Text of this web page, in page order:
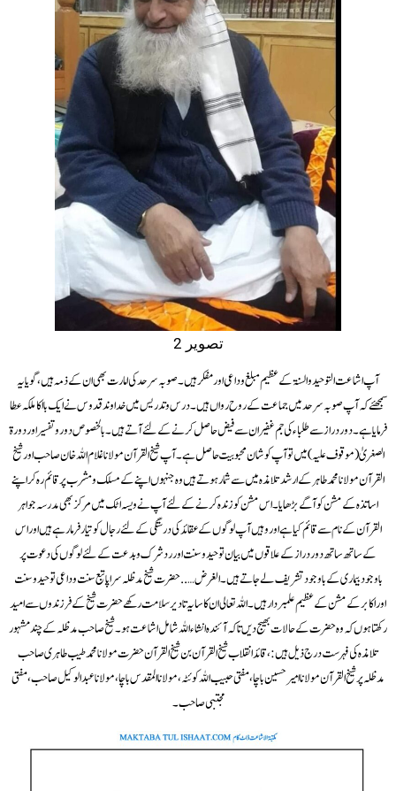
تصویر 2
آپ اشاعت التوحید والسنۃ کے عظیم مبلغ و داعی اور مفکر ہیں ۔ صوبہ سرحد کی امارت بھی ان کے ذمہ ہیں، گویا یہ
سمجھئے کہ آپ صوبہ سرحد میں جماعت کے روح رواں ہیں۔درس و تدریس میں خدا وند قدوس نے ایک باا کا ملکہ عطا
فرمایا ہے ۔ دور دراز سے طلباء کی جم غفیران سے فیض حاصل کرنے کے لئے آتے ہیں ۔ بالخصوص دور و تفسیر اور دورة
الصغر یٰ( موقوف علیہ ) میں تو آپ کو شان محبوبیت حاصل ہے۔ آپ شیخ القرآن مولانا غلام اللہ خان صاحب اور شیخ
القرآن مولا نا محمد طاہر کے ارشد تلامذہ میں سے شمار ہوتے ہیں وہ جنہوں اپنے کے مسلک ومشرب پر قائم رہ کراپنے
اساتذہ کے مشن کو آگے بڑھایا۔ اس مشن کو زندہ کرنے کے لئے آپ نے ویسہ اٹک میں مرکز بھی مدرسہ جواہر
القرآن کے نام سے قائم کیا ہے اور وہیں آپ لوگوں کےعقائد کی درستگی کے لئے رجال کو تیار فرما رہے ہیں اور اس
کے ساتھ ساتھ دور دراز کےعلاقوں میں بیان تو حید وسنت اور ردشرک و بدعت کے لئے لوگوں کی دعوت پر
باوجود بیماری کے باوجود تشریف لے جاتے ہیں ۔ الغرض ….. حضرت شیخ مدظلہ سرا پا تبع سنت و داعی توحید وسنت
اور اکابر کےمشن کے عظیم علمبردار ہیں ۔ اللہ تعالی ان کا سایہ تا دیر سلامت رکھے حضرت شیخ کے فرزندوں سے امید
رکھتا ہوں کہ وہ حضرت کے حالات بھیج دیں تا کہ آئندہ انشاءاللہ شامل اشاعت ہو۔ شیخ صاحب مدظلہ کے چند مشہور
تلامذہ کی فہرست درج ذیل ہیں : ، قائد انقلاب شیخ القرآن بن شیخ القرآن حضرت مولانا محمد طیب طاہری صاحب
مدظلہ پر شیخ القرآن مولانا امیرحسین باچا ، مفتی حبیب اللہ کوئٹہ ، مولانا المقدس با چا ،مولا نا عبدالوکیل صاحب، مفتی
مجتبی صاحب ۔